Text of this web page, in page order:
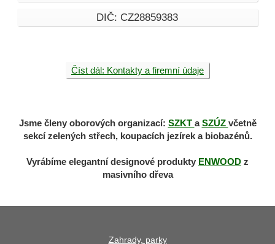
DIČ: CZ28859383
Číst dál: Kontakty a firemní údaje
Jsme členy oborových organizací: SZKT aSZÚZ včetně
sekcí zelených střech, koupacích jezírek a biobazénů.
Vyrábíme elegantní designové produkty ENWOOD z
masivního dřeva
Zahrady, parky